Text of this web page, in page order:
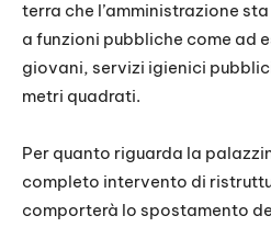
terra che l’amministrazione
a funzioni pubbliche come ad
giovani, servizi igienici
metri quadrati.
Per quanto riguarda la
completo intervento di
comporterà lo spostamento